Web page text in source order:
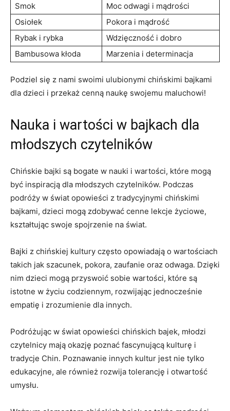
Smok
Moc odwagi ​i mądrości
Osiołek
Pokora i mądrość
Rybak i rybka
Wdzięczność i dobro
Bambusowa kłoda
Marzenia i determinacja
Podziel się z‍ nami swoimi ulubionymi chińskimi bajkami
dla dzieci i przekaż cenną naukę swojemu maluchowi!
Nauka i wartości w ​bajkach⁣ dla
młodszych czytelników
Chińskie ⁣bajki ⁢są⁢ bogate w nauki i wartości, które mogą
⁤być inspiracją dla młodszych czytelników. Podczas
podróży w ‍świat opowieści z tradycyjnymi chińskimi
bajkami, dzieci mogą zdobywać cenne lekcje życiowe,
kształtując swoje spojrzenie na świat.
Bajki ⁣z chińskiej kultury często opowiadają o wartościach
takich jak szacunek, pokora, zaufanie oraz odwaga.‍ Dzięki
nim dzieci mogą przyswoić sobie wartości, które są
istotne w życiu codziennym, rozwijając jednocześnie
empatię⁢ i zrozumienie dla innych.
Podróżując w​ świat ‌opowieści chińskich bajek, młodzi
czytelnicy mają okazję poznać fascynującą kulturę i​
tradycje Chin. Poznawanie innych kultur jest nie ⁢tylko
edukacyjne, ale również rozwija tolerancję i otwartość
umysłu.